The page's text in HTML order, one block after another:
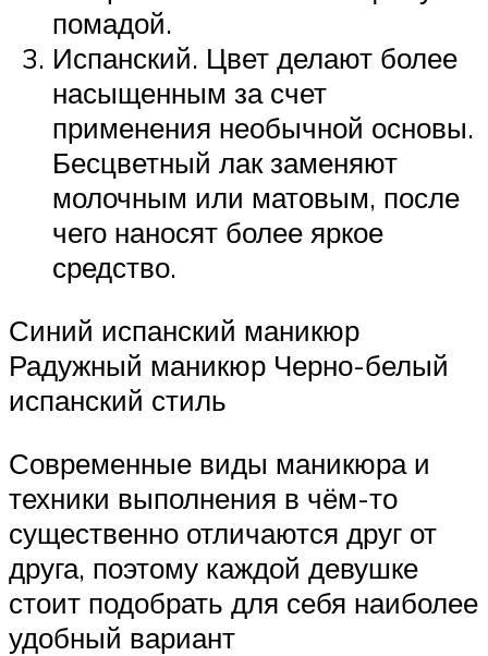
помадой.
Испанский. Цвет делают более
насыщенным за счет
применения необычной основы.
Бесцветный лак заменяют
молочным или матовым, после
чего наносят более яркое
средство.
Синий испанский маникюр
Радужный маникюр Черно-белый
испанский стиль
Современные виды маникюра и
техники выполнения в чём-то
существенно отличаются друг от
друга, поэтому каждой девушке
стоит подобрать для себя наиболее
удобный вариант